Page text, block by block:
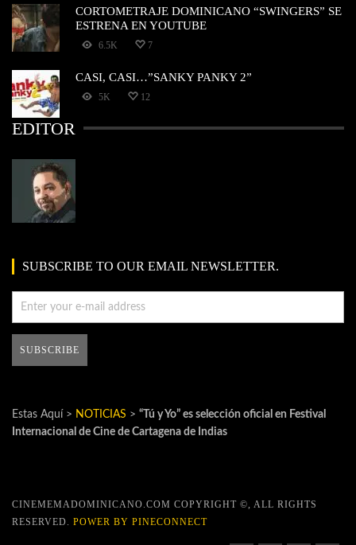
CORTOMETRAJE DOMINICANO “SWINGERS” SE
ESTRENA EN YOUTUBE
6.5K 7
CASI, CASI…”SANKY PANKY 2”
5K 12
EDITOR
SUBSCRIBE TO OUR EMAIL NEWSLETTER.
Estas Aquí > NOTICIAS > “Tú y Yo” es selección oficial en Festival
Internacional de Cine de Cartagena de Indias
CINEMEMADOMINICANO.COM COPYRIGHT ©, ALL RIGHTS
RESERVED. POWER BY PINECONNECT